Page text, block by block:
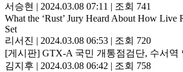
서승현 | 2024.03.08 07:11 | 조회 741
What the ‘Rust’ Jury Heard About How Live
Set
리서진 | 2024.03.08 06:53 | 조회 720
[게시판] GTX-A 국민 개통점검단, 수서역
김지후 | 2024.03.08 06:42 | 조회 758